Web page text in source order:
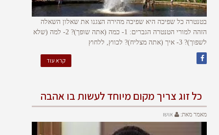
בטנטרה כל שפיכה היא שפיכה מהירה הצגנו את שאלון השאלה
הזהה למורי הטנטרה הגברים: 1- כמה (אתה שופך)? 2- למה (שלא
לשפוך)? 3- איך (אתה מצליח)? לכווץ, ללחוץ
קרא עוד
כל זוג צריך מקום מיוחד לעשות בו אהבה
מאמר מאת: אושו